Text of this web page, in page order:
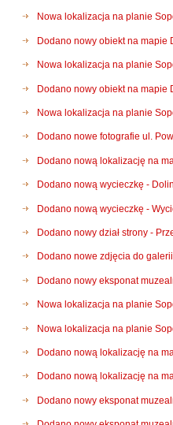
Nowa lokalizacja na planie
Dodano nowy obiekt na mapie
Nowa lokalizacja na planie
Dodano nowy obiekt na mapie
Nowa lokalizacja na planie
Dodano nowe fotografie ul.
Dodano nową lokalizację na
Dodano nową wycieczkę -
Dodano nową wycieczkę -
Dodano nowy dział strony -
Dodano nowe zdjęcia do
Dodano nowy eksponat
Nowa lokalizacja na planie
Nowa lokalizacja na planie
Dodano nową lokalizację na
Dodano nową lokalizację na
Dodano nowy eksponat